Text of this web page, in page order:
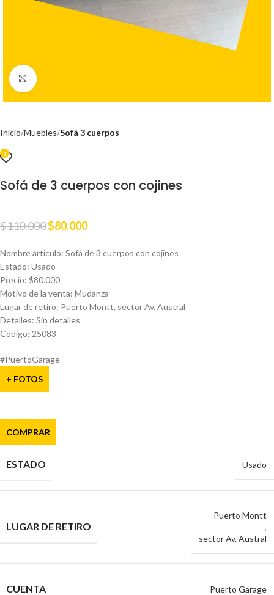
Clic para ampliar
Inicio Muebles Sofá 3 cuerpos
1
Sofá de 3 cuerpos con cojines
$110.000$80.000
Nombre articulo: Sofá de 3 cuerpos con cojines
Estado: Usado
Precio: $80.000
Motivo de la venta: Mudanza
Lugar de retiro: Puerto Montt, sector Av. Austral
Detalles: Sin detalles
Codigo: 25083
#PuertoGarage
+ FOTOS
COMPRAR
ESTADO Usado
LUGAR DE RETIRO
Puerto Montt
,
sector Av. Austral
CUENTA Puerto Garage